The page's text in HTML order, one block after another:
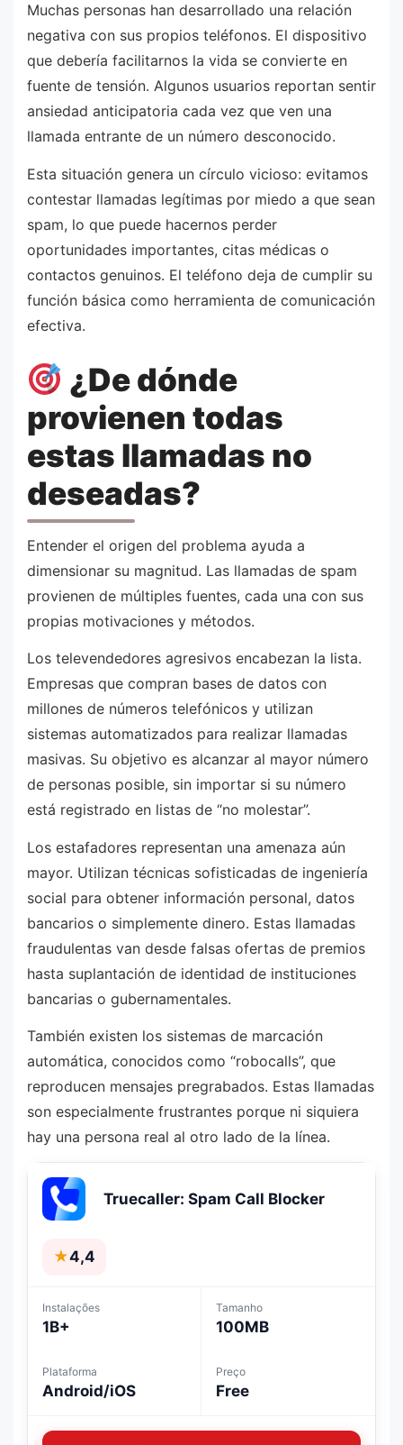
Muchas personas han desarrollado una relación
negativa con sus propios teléfonos. El dispositivo
que debería facilitarnos la vida se convierte en
fuente de tensión. Algunos usuarios reportan sentir
ansiedad anticipatoria cada vez que ven una
llamada entrante de un número desconocido.
Esta situación genera un círculo vicioso: evitamos
contestar llamadas legítimas por miedo a que sean
spam, lo que puede hacernos perder
oportunidades importantes, citas médicas o
contactos genuinos. El teléfono deja de cumplir su
función básica como herramienta de comunicación
efectiva.
¿De dónde
provienen todas
estas llamadas no
deseadas?
Entender el origen del problema ayuda a
dimensionar su magnitud. Las llamadas de spam
provienen de múltiples fuentes, cada una con sus
propias motivaciones y métodos.
Los televendedores agresivos encabezan la lista.
Empresas que compran bases de datos con
millones de números telefónicos y utilizan
sistemas automatizados para realizar llamadas
masivas. Su objetivo es alcanzar al mayor número
de personas posible, sin importar si su número
está registrado en listas de “no molestar”.
Los estafadores representan una amenaza aún
mayor. Utilizan técnicas sofisticadas de ingeniería
social para obtener información personal, datos
bancarios o simplemente dinero. Estas llamadas
fraudulentas van desde falsas ofertas de premios
hasta suplantación de identidad de instituciones
bancarias o gubernamentales.
También existen los sistemas de marcación
automática, conocidos como “robocalls”, que
reproducen mensajes pregrabados. Estas llamadas
son especialmente frustrantes porque ni siquiera
hay una persona real al otro lado de la línea.
Truecaller: Spam Call Blocker
★4,4
Instalações
1B+
Tamanho
100MB
Plataforma
Android/iOS
Preço
Free